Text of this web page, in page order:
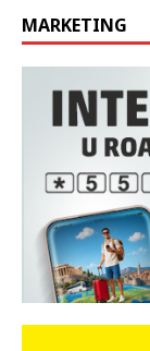
MARKETING